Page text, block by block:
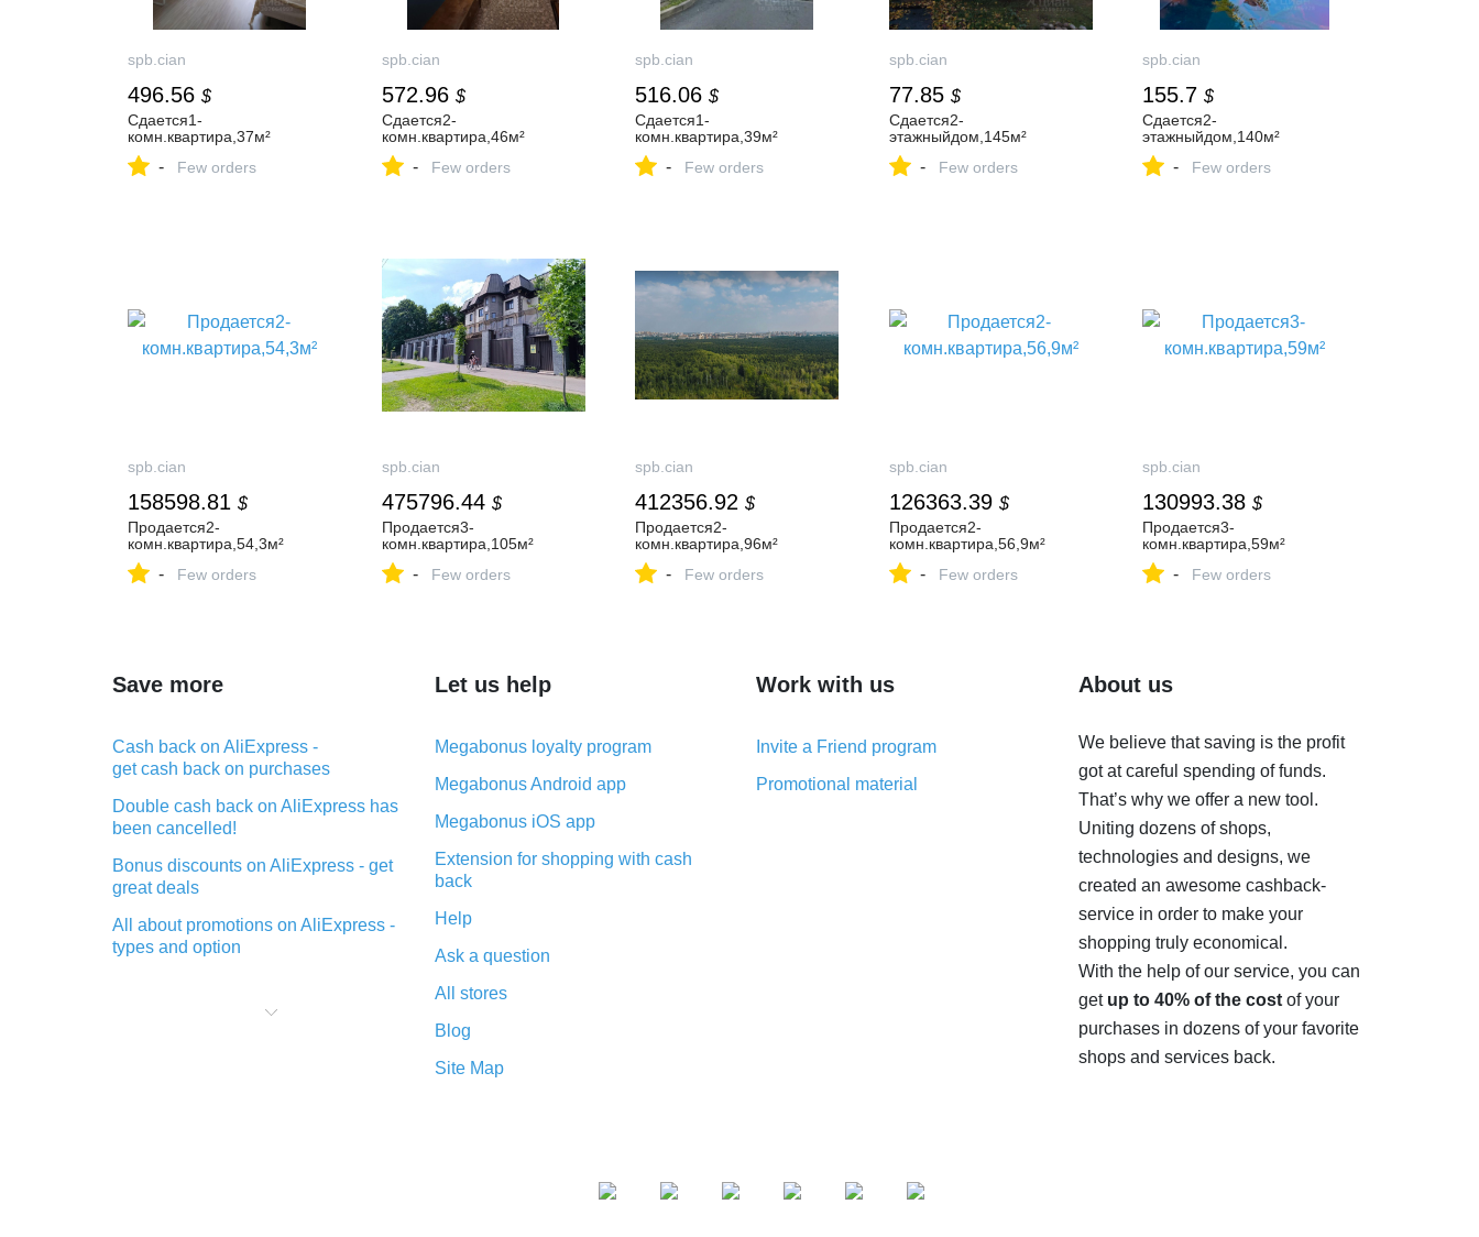
spb.cian
496.56 $
Сдается1-
комн.квартира,37м²
- Few orders
spb.cian
572.96 $
Сдается2-
комн.квартира,46м²
- Few orders
spb.cian
516.06 $
Сдается1-
комн.квартира,39м²
- Few orders
spb.cian
77.85 $
Сдается2-
этажныйдом,145м²
- Few orders
spb.cian
155.7 $
Сдается2-
этажныйдом,140м²
- Few orders
spb.cian
158598.81 $
Продается2-
комн.квартира,54,3м²
- Few orders
spb.cian
475796.44 $
Продается3-
комн.квартира,105м²
- Few orders
spb.cian
412356.92 $
Продается2-
комн.квартира,96м²
- Few orders
spb.cian
126363.39 $
Продается2-
комн.квартира,56,9м²
- Few orders
spb.cian
130993.38 $
Продается3-
комн.квартира,59м²
- Few orders
Save more
Cash back on AliExpress -
get cash back on purchases
Double cash back on AliExpress has
been cancelled!
Bonus discounts on AliExpress - get
great deals
All about promotions on AliExpress -
types and option
purchases on AliExpress - short and
Let us help
Megabonus loyalty program
Megabonus Android app
Megabonus iOS app
Extension for shopping with cash
back
Help
Ask a question
All stores
Blog
Site Map
Work with us
Invite a Friend program
Promotional material
About us
We believe that saving is the profit
got at careful spending of funds.
That’s why we offer a new tool.
Uniting dozens of shops,
technologies and designs, we
created an awesome cashback-
service in order to make your
shopping truly economical.
With the help of our service, you can
get up to 40% of the costof your
purchases in dozens of your favorite
shops and services back.